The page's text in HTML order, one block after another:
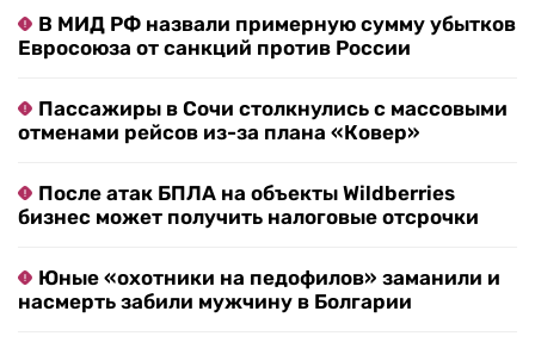
В МИД РФ назвали примерную сумму убытков
Евросоюза от санкций против России
Пассажиры в Сочи столкнулись с массовыми
отменами рейсов из-за плана «Ковер»
После атак БПЛА на объекты Wildberries
бизнес может получить налоговые отсрочки
Юные «охотники на педофилов» заманили и
насмерть забили мужчину в Болгарии